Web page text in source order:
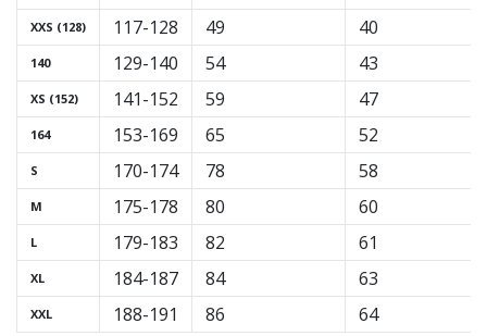
11. 8. 2022
•
Tempo di lettura: 2 min.
Weplayvolleyball
affiliate
program
Hai
il
tuo
sito
personale,
XXS (128)
140
XS (152)
164
S
M
L
XL
XXL
117-128
129-140
141-152
153-169
170-174
175-178
179-183
184-187
188-191
49
54
59
65
78
80
82
84
86
40
43
47
52
58
60
61
63
64